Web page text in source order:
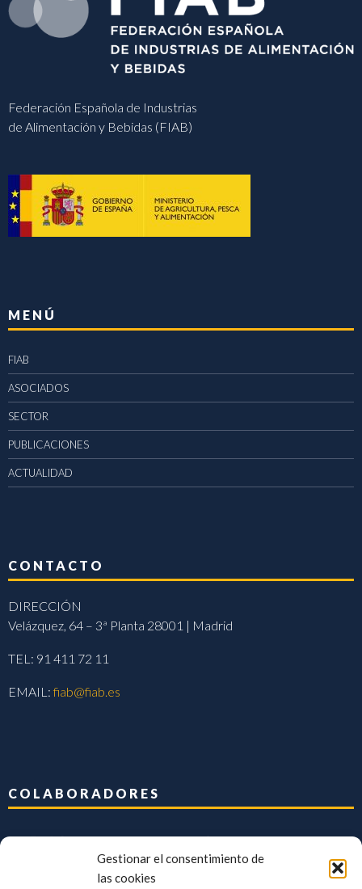
Gestionar el consentimiento de
las cookies
Federación Española de Industrias
de Alimentación y Bebidas (FIAB)
MENÚ
FIAB
ASOCIADOS
SECTOR
PUBLICACIONES
ACTUALIDAD
CONTACTO
DIRECCIÓN
Velázquez, 64 – 3ª Planta 28001 | Madrid
TEL: 91 411 72 11
EMAIL:fiab@fiab.es
COLABORADORES